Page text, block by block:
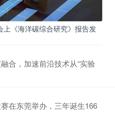
《海洋碳综合研究》报告发
合，加速前沿技术从“实验
在东莞举办，三年诞生166